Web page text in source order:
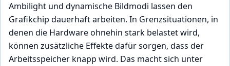
Ambilight und dynamische Bildmodi lassen den
Grafikchip dauerhaft arbeiten. In Grenzsituationen, in
denen die Hardware ohnehin stark belastet wird,
können zusätzliche Effekte dafür sorgen, dass der
Arbeitsspeicher knapp wird. Das macht sich unter